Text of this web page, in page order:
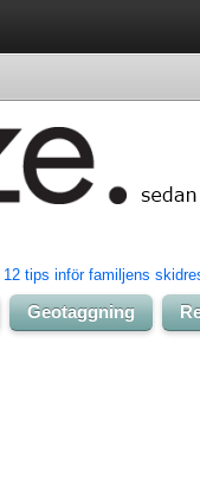
12 tips inför familjens
Geotaggning